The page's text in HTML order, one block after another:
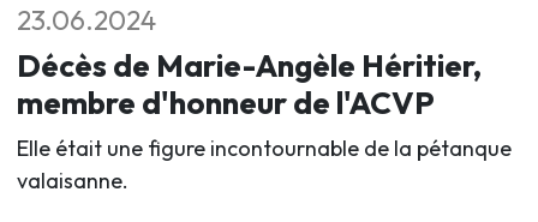
23.06.2024
Décès de Marie-Angèle Héritier,
membre d'honneur de l'ACVP
Elle était une figure incontournable de la pétanque
valaisanne.